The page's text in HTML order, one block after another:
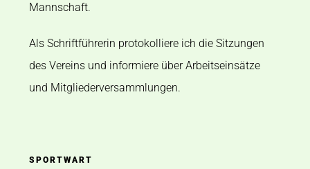
Mannschaft.
Als Schriftführerin protokolliere ich die Sitzungen
des Vereins und informiere über Arbeitseinsätze
und Mitgliederversammlungen.
SPORTWART